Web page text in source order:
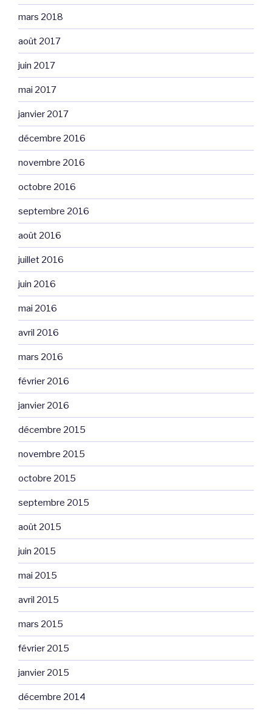
mars 2018
août 2017
juin 2017
mai 2017
janvier 2017
décembre 2016
novembre 2016
octobre 2016
septembre 2016
août 2016
juillet 2016
juin 2016
mai 2016
avril 2016
mars 2016
février 2016
janvier 2016
décembre 2015
novembre 2015
octobre 2015
septembre 2015
août 2015
juin 2015
mai 2015
avril 2015
mars 2015
février 2015
janvier 2015
décembre 2014